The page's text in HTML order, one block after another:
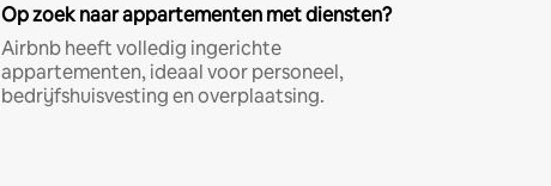
Op zoek naar appartementen met diensten?
Airbnb heeft volledig ingerichte
appartementen, ideaal voor personeel,
bedrijfshuisvesting en overplaatsing.